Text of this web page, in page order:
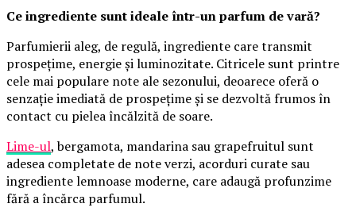
Ce ingrediente sunt ideale într-un parfum de vară?
Parfumierii aleg, de regulă, ingrediente care transmit
prospețime, energie și luminozitate. Citricele sunt printre
cele mai populare note ale sezonului, deoarece oferă o
senzație imediată de prospețime și se dezvoltă frumos în
contact cu pielea încălzită de soare.
Lime-ul, bergamota, mandarina sau grapefruitul sunt
adesea completate de note verzi, acorduri curate sau
ingrediente lemnoase moderne, care adaugă profunzime
fără a încărca parfumul.